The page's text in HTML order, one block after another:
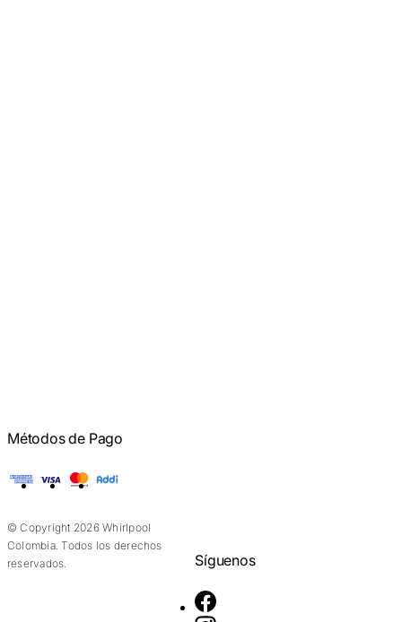
Métodos de Pago
American Express
Visa Mastercard
© Copyright 2026 Whirlpool
Colombia. Todos los derechos
reservados.
Síguenos